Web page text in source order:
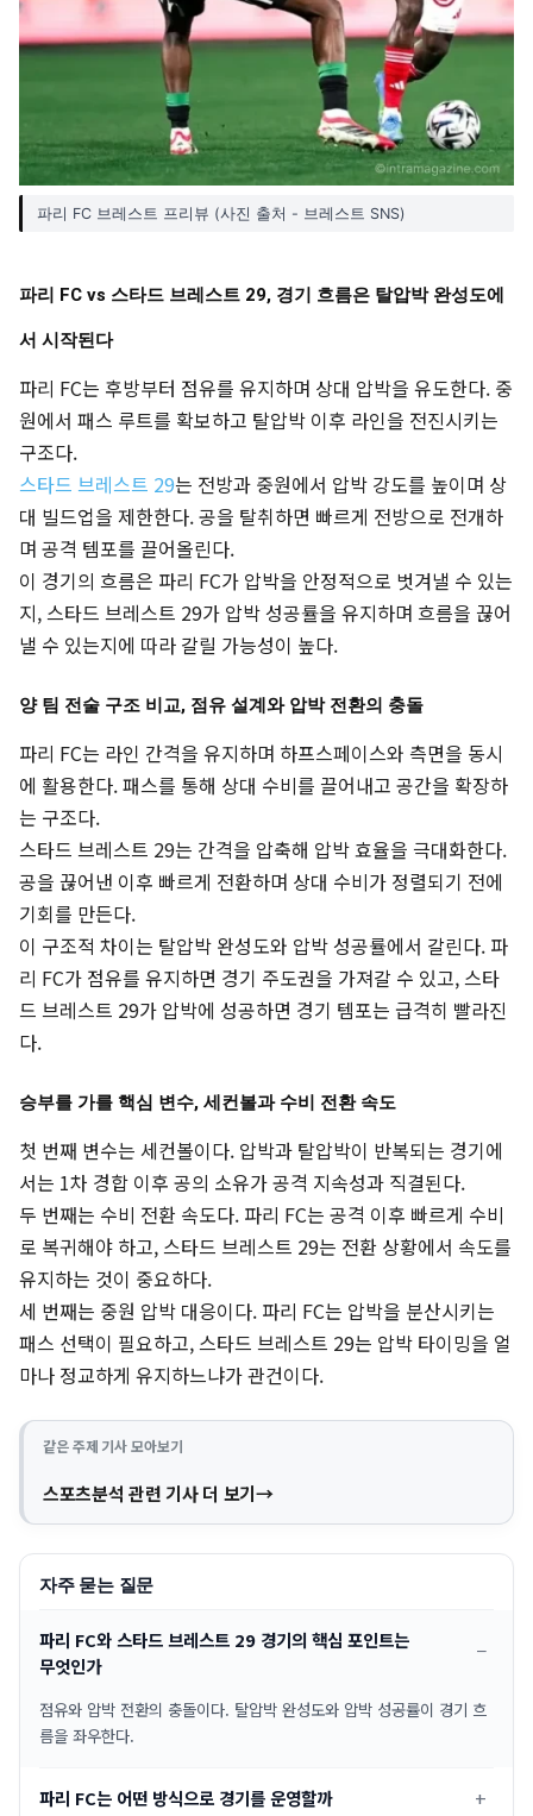
파리 FC 브레스트 프리뷰 (사진 출처 - 브레스트 SNS)
파리 FC vs 스타드 브레스트 29, 경기 흐름은 탈압박 완성도에
서 시작된다
파리 FC는 후방부터 점유를 유지하며 상대 압박을 유도한다. 중
원에서 패스 루트를 확보하고 탈압박 이후 라인을 전진시키는
구조다.
스타드 브레스트 29는 전방과 중원에서 압박 강도를 높이며 상
대 빌드업을 제한한다. 공을 탈취하면 빠르게 전방으로 전개하
며 공격 템포를 끌어올린다.
이 경기의 흐름은 파리 FC가 압박을 안정적으로 벗겨낼 수 있는
지, 스타드 브레스트 29가 압박 성공률을 유지하며 흐름을 끊어
낼 수 있는지에 따라 갈릴 가능성이 높다.
양 팀 전술 구조 비교, 점유 설계와 압박 전환의 충돌
파리 FC는 라인 간격을 유지하며 하프스페이스와 측면을 동시
에 활용한다. 패스를 통해 상대 수비를 끌어내고 공간을 확장하
는 구조다.
스타드 브레스트 29는 간격을 압축해 압박 효율을 극대화한다.
공을 끊어낸 이후 빠르게 전환하며 상대 수비가 정렬되기 전에
기회를 만든다.
이 구조적 차이는 탈압박 완성도와 압박 성공률에서 갈린다. 파
리 FC가 점유를 유지하면 경기 주도권을 가져갈 수 있고, 스타
드 브레스트 29가 압박에 성공하면 경기 템포는 급격히 빨라진
다.
승부를 가를 핵심 변수, 세컨볼과 수비 전환 속도
첫 번째 변수는 세컨볼이다. 압박과 탈압박이 반복되는 경기에
서는 1차 경합 이후 공의 소유가 공격 지속성과 직결된다.
두 번째는 수비 전환 속도다. 파리 FC는 공격 이후 빠르게 수비
로 복귀해야 하고, 스타드 브레스트 29는 전환 상황에서 속도를
유지하는 것이 중요하다.
세 번째는 중원 압박 대응이다. 파리 FC는 압박을 분산시키는
패스 선택이 필요하고, 스타드 브레스트 29는 압박 타이밍을 얼
마나 정교하게 유지하느냐가 관건이다.
같은 주제 기사 모아보기
스포츠분석 관련 기사 더 보기
자주 묻는 질문
파리 FC와 스타드 브레스트 29 경기의 핵심 포인트는
무엇인가
점유와 압박 전환의 충돌이다. 탈압박 완성도와 압박 성공률이 경기 흐
름을 좌우한다.
파리 FC는 어떤 방식으로 경기를 운영할까